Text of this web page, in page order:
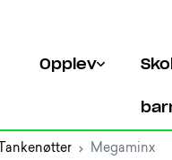
Opplev
Tankenøtter Megaminx